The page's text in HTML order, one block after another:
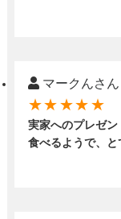
マークんさん
★★★★★
実家へのプレゼ
食べるようで、と